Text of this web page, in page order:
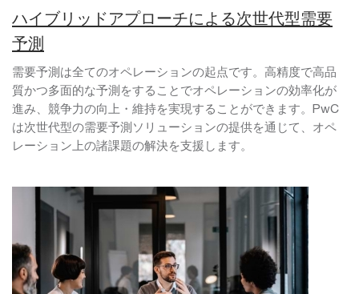
ハイブリッドアプローチによる次世代型需要
予測
需要予測は全てのオペレーションの起点です。高精度で高品
質かつ多面的な予測をすることでオペレーションの効率化が
進み、競争力の向上・維持を実現することができます。PwC
は次世代型の需要予測ソリューションの提供を通じて、オペ
レーション上の諸課題の解決を支援します。